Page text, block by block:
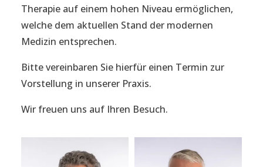
Therapie auf einem hohen Niveau ermöglichen,
welche dem aktuellen Stand der modernen
Medizin entsprechen.
Bitte vereinbaren Sie hierfür einen Termin zur
Vorstellung in unserer Praxis.
Wir freuen uns auf Ihren Besuch.